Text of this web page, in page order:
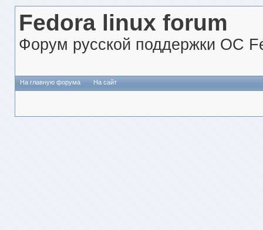
Fedora linux forum
Форум русской поддержки ОС
На главную форума На сайт